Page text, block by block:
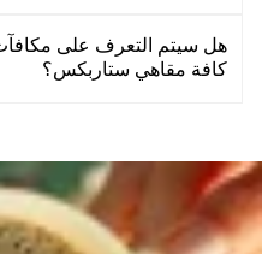
هل سيتم التعرف على
كافة مقاهي ستاربكس؟